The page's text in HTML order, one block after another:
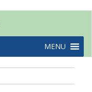
MENU